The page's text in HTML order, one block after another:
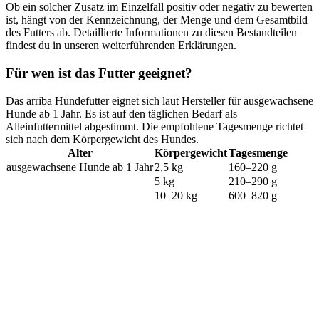
Ob ein solcher Zusatz im Einzelfall positiv oder negativ zu bewerten
ist, hängt von der Kennzeichnung, der Menge und dem Gesamtbild
des Futters ab. Detaillierte Informationen zu diesen Bestandteilen
findest du in unseren weiterführenden Erklärungen.
Für wen ist das Futter geeignet?
Das arriba Hundefutter eignet sich laut Hersteller für ausgewachsene
Hunde ab 1 Jahr. Es ist auf den täglichen Bedarf als
Alleinfuttermittel abgestimmt. Die empfohlene Tagesmenge richtet
sich nach dem Körpergewicht des Hundes.
Alter
KörpergewichtTagesmenge
ausgewachsene Hunde ab 1 Jahr2,5 kg
160–220 g
5 kg
210–290 g
10–20 kg
600–820 g